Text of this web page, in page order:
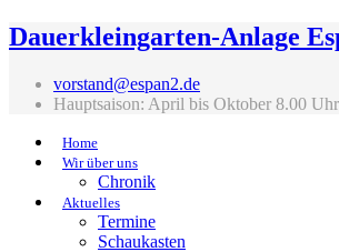
Dauerkleingarten-Anlage
vorstand@espan2.de
Hauptsaison: April bis Oktober 8.00
Home
Wir über uns
Chronik
Aktuelles
Termine
Schaukasten